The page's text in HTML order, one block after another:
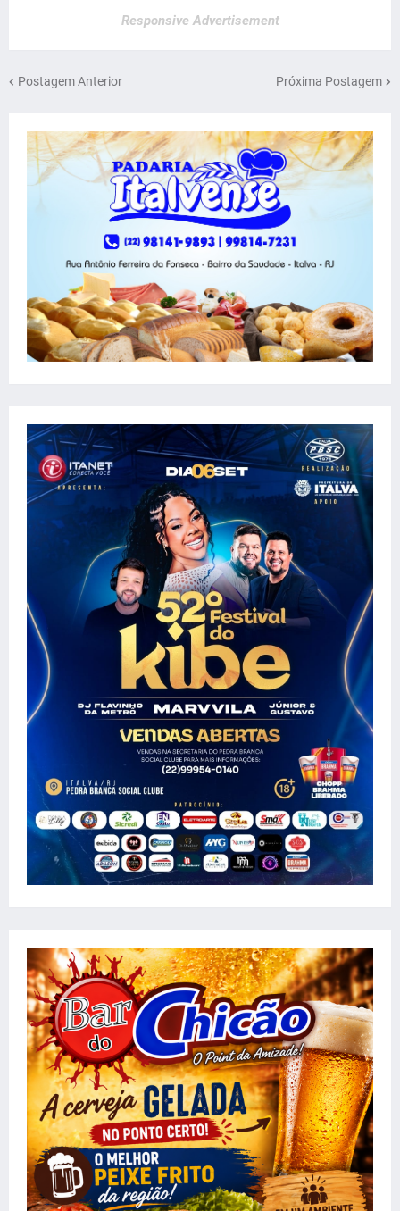
Responsive Advertisement
Postagem Anterior Próxima Postagem